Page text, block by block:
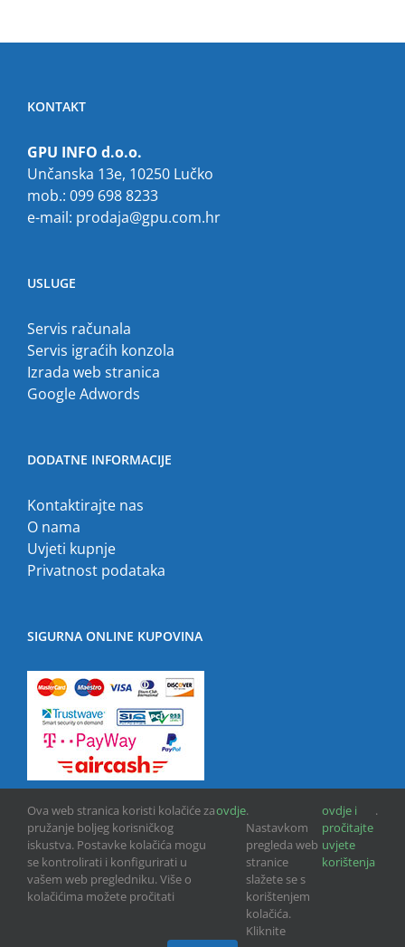
KONTAKT
GPU INFO d.o.o.
Unčanska 13e, 10250 Lučko
mob.: 099 698 8233
e-mail: prodaja@gpu.com.hr
USLUGE
Servis računala
Servis igraćih konzola
Izrada web stranica
Google Adwords
DODATNE INFORMACIJE
Kontaktirajte nas
O nama
Uvjeti kupnje
Privatnost podataka
SIGURNA ONLINE KUPOVINA
2026 | GPU INFO d.o.o. | All Rights Reserved
Ova web stranica koristi kolačiće za
pružanje boljeg korisničkog
iskustva. Postavke kolačića mogu
se kontrolirati i konfigurirati u
vašem web pregledniku. Više o
kolačićima možete pročitati
ovdje.
Nastavkom
pregleda web
stranice
slažete se s
korištenjem
kolačića.
Kliknite
ovdje i
pročitajte
uvjete
korištenja
.